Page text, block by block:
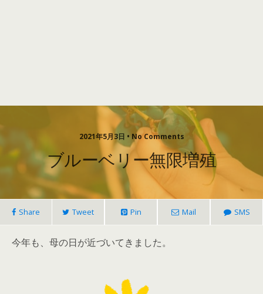
2021年5月3日 • No Comments
ブルーベリー無限増殖
Share Tweet Pin Mail SMS
今年も、母の日が近づいてきました。